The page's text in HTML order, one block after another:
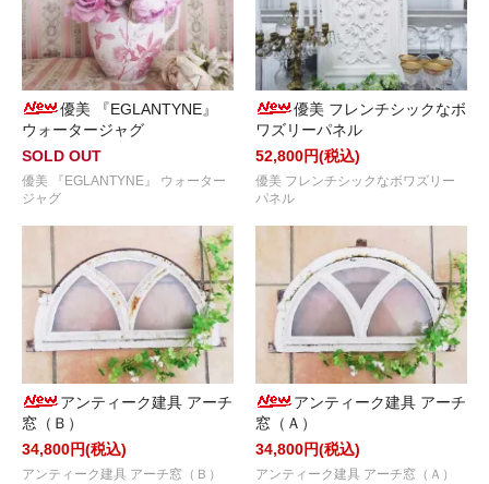
優美 『EGLANTYNE』
ウォータージャグ
SOLD OUT
優美 『EGLANTYNE』 ウォーター
ジャグ
優美 フレンチシックなボ
ワズリーパネル
52,800円(税込)
優美 フレンチシックなボワズリー
パネル
アンティーク建具 アーチ
窓（Ｂ）
34,800円(税込)
アンティーク建具 アーチ窓（Ｂ）
アンティーク建具 アーチ
窓（Ａ）
34,800円(税込)
アンティーク建具 アーチ窓（Ａ）